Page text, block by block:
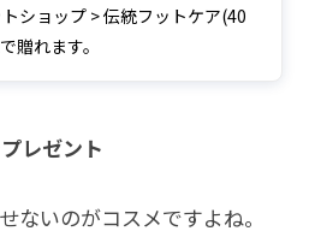
ショップ > 伝統フットケア(40
贈れます。
レゼント
ないのがコスメですよね。